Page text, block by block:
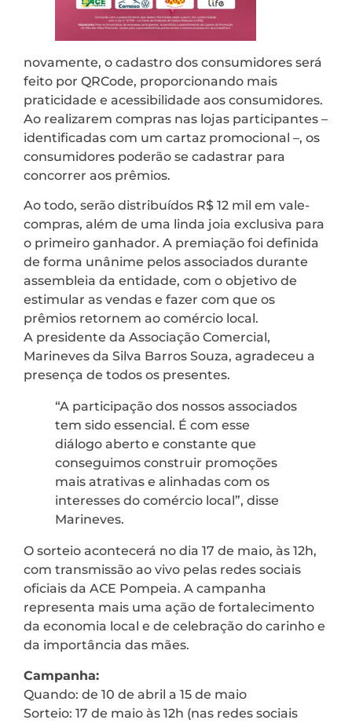
novamente, o cadastro dos consumidores será
feito por QRCode, proporcionando mais
praticidade e acessibilidade aos consumidores.
Ao realizarem compras nas lojas participantes –
identificadas com um cartaz promocional –, os
consumidores poderão se cadastrar para
concorrer aos prêmios.
Ao todo, serão distribuídos R$ 12 mil em vale-
compras, além de uma linda joia exclusiva para
o primeiro ganhador. A premiação foi definida
de forma unânime pelos associados durante
assembleia da entidade, com o objetivo de
estimular as vendas e fazer com que os
prêmios retornem ao comércio local.
A presidente da Associação Comercial,
Marineves da Silva Barros Souza, agradeceu a
presença de todos os presentes.
“A participação dos nossos associados
tem sido essencial. É com esse
diálogo aberto e constante que
conseguimos construir promoções
mais atrativas e alinhadas com os
interesses do comércio local”, disse
Marineves.
O sorteio acontecerá no dia 17 de maio, às 12h,
com transmissão ao vivo pelas redes sociais
oficiais da ACE Pompeia. A campanha
representa mais uma ação de fortalecimento
da economia local e de celebração do carinho e
da importância das mães.
Campanha:
Quando: de 10 de abril a 15 de maio
Sorteio: 17 de maio às 12h (nas redes sociais